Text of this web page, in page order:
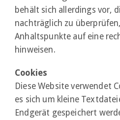
behält sich allerdings vor,
nachträglich zu
Anhaltspunkte auf eine
hinweisen.
Cookies
Diese Website verwendet
es sich um kleine
Endgerät gespeichert